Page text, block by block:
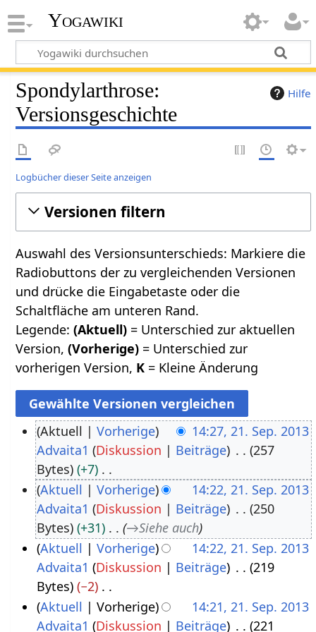
Yogawiki
Hilfe
Spondylarthrose:
Versionsgeschichte
Logbücher dieser Seite anzeigen
Versionen filtern
Auswahl des Versionsunterschieds: Markiere die
Radiobuttons der zu vergleichenden Versionen
und drücke die Eingabetaste oder die
Schaltfläche am unteren Rand.
Legende:(Aktuell) = Unterschied zur aktuellen
Version,(Vorherige) = Unterschied zur
vorherigen Version, K = Kleine Änderung
p
m
Aktuell Vorherige
14:27, 21. Sep. 2013
Advaita1 Diskussion Beiträge
257
Bytes
+7
K
e
i
n
e
B
e
a
Aktuell Vorherige
14:22, 21. Sep. 2013
Advaita1 Diskussion Beiträge
250
Bytes
+31 →Siehe auch
Aktuell
Vorherige
14:22, 21. Sep. 2013
Advaita1 Diskussion Beiträge
219
Bytes
−2
K
e
Aktuell Vorherige
14:21, 21. Sep. 2013
Advaita1 Diskussion Beiträge 221